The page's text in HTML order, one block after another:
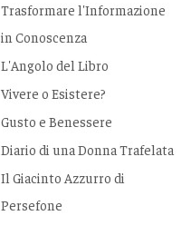
Trasformare l'Informazione
in Conoscenza
L'Angolo del Libro
Vivere o Esistere?
Gusto e Benessere
Diario di una Donna Trafelata
Il Giacinto Azzurro di
Persefone